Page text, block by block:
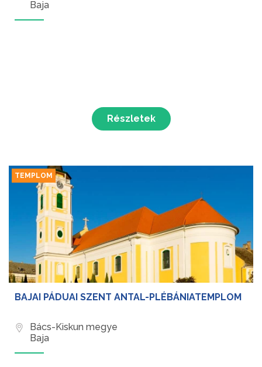
Baja
Részletek
TEMPLOM
BAJAI PÁDUAI SZENT ANTAL-PLÉBÁNIATEMPLOM
Bács-Kiskun megye
Baja